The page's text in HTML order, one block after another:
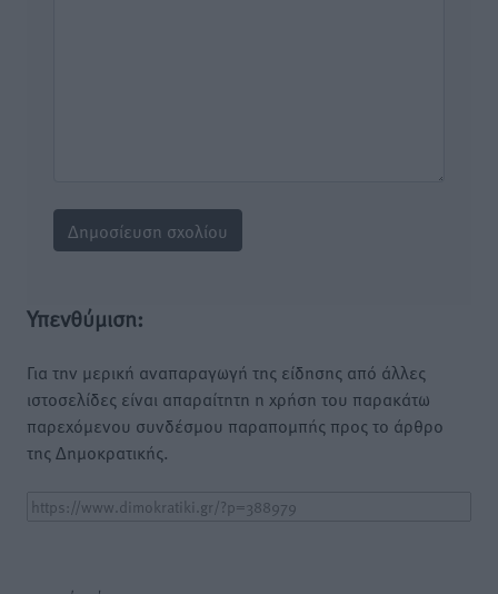
Υπενθύμιση:
Για την μερική αναπαραγωγή της είδησης από άλλες
ιστοσελίδες είναι απαραίτητη η χρήση του παρακάτω
παρεχόμενου συνδέσμου παραπομπής προς το άρθρο
της Δημοκρατικής.